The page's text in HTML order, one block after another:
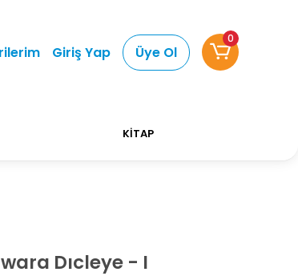
Kargo Ücretsiz! Bizi tercih
Giriş Yap Üye Ol
0
KİTAP
Dıcleye - I